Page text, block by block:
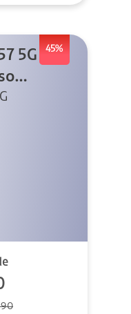
45%
5G